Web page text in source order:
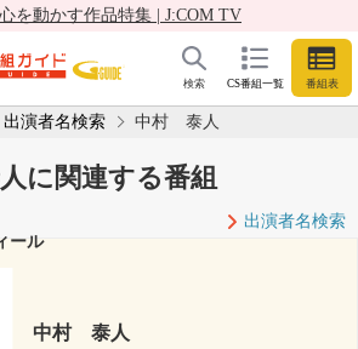
を動かす作品特集 | J:COM TV
CS番組一覧 番組表
検索
出演者名検索 中村 泰人
に関連する番組
出演者名検索
ール
中村 泰人